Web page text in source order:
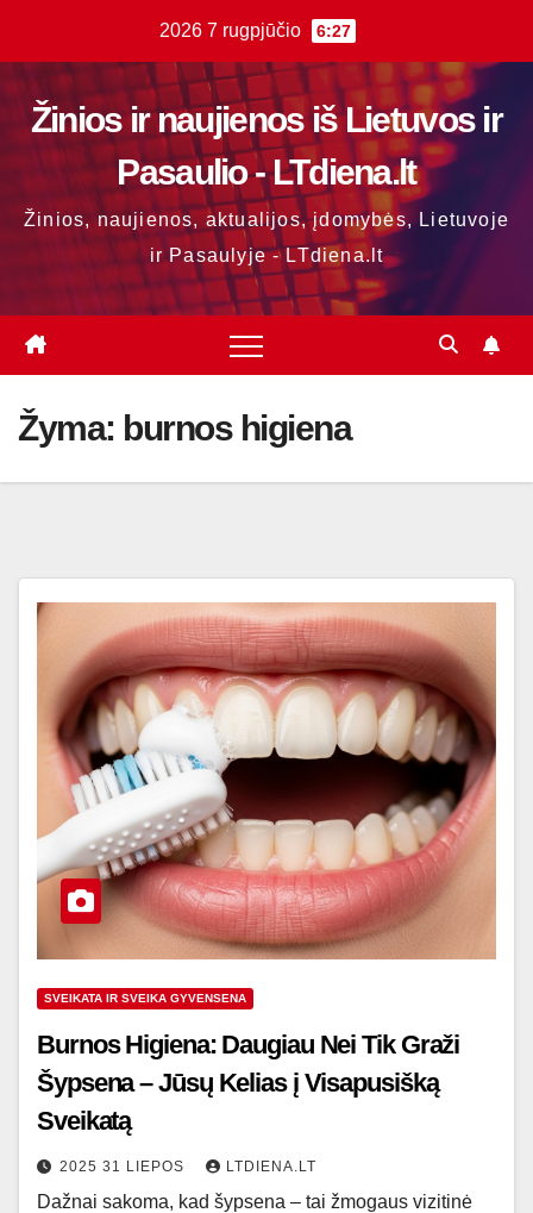
content
2026 7 rugpjūčio 6:27
Žinios ir naujienos iš Lietuvos ir
Pasaulio - LTdiena.lt
Žinios, naujienos, aktualijos, įdomybės, Lietuvoje
ir Pasaulyje - LTdiena.lt
Žyma: burnos higiena
SVEIKATA IR SVEIKA GYVENSENA
Burnos Higiena: Daugiau Nei Tik Graži
Šypsena – Jūsų Kelias į Visapusišką
Sveikatą
2025 31 LIEPOS LTDIENA.LT
Dažnai sakoma, kad šypsena – tai žmogaus vizitinė